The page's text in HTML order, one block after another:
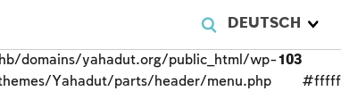
DEUTSCH
domains/yahadut.org/public_html/wp-
Yahadut/parts/header/menu.php
103